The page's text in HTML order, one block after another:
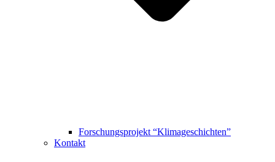
Forschungsprojekt “Klimageschichten”
Kontakt